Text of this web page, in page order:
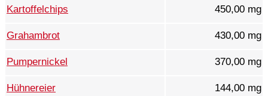
Kartoffelchips 450,00 mg
Grahambrot 430,00 mg
Pumpernickel 370,00 mg
Hühnereier 144,00 mg